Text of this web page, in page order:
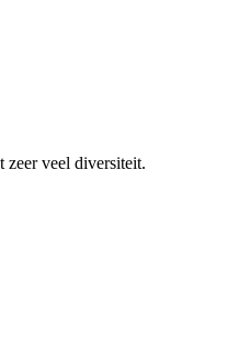
zeer veel diversiteit.